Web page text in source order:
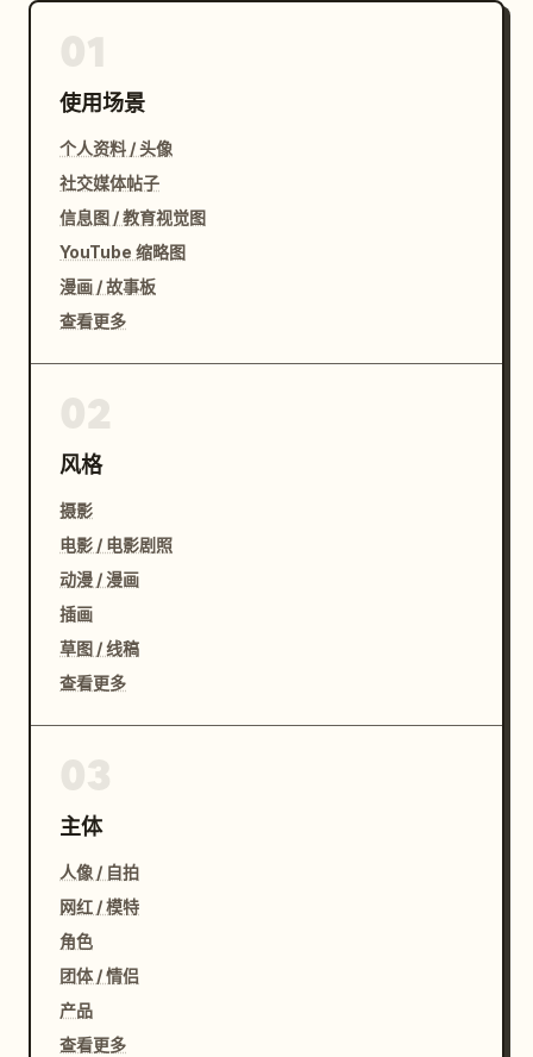
使用场景
个人资料 / 头像
社交媒体帖子
信息图 / 教育视觉图
YouTube 缩略图
漫画 / 故事板
查看更多
风格
摄影
电影 / 电影剧照
动漫 / 漫画
插画
草图 / 线稿
查看更多
主体
人像 / 自拍
网红 / 模特
角色
团体 / 情侣
产品
查看更多